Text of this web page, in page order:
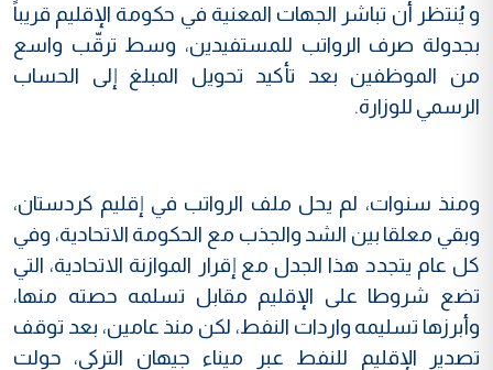
و يُنتظر أن تباشر الجهات المعنية في حكومة الإقليم قريباً
بجدولة صرف الرواتب للمستفيدين، وسط ترقّب واسع
من الموظفين بعد تأكيد تحويل المبلغ إلى الحساب
الرسمي للوزارة.
ومنذ سنوات، لم يحل ملف الرواتب في إقليم كردستان،
وبقي معلقا بين الشد والجذب مع الحكومة الاتحادية، وفي
كل عام يتجدد هذا الجدل مع إقرار الموازنة الاتحادية، التي
تضع شروطا على الإقليم مقابل تسلمه حصته منها،
وأبرزها تسليمه واردات النفط، لكن منذ عامين، بعد توقف
تصدير الإقليم للنفط عبر ميناء جيهان التركي، حولت